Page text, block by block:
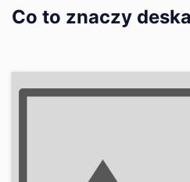
Co to znaczy